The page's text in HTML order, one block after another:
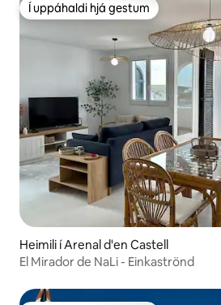
Í uppáhaldi hjá gestum
Í uppáhaldi hjá gestum
Heimili í Arenal d'en Castell
El Mirador de NaLi - Einkaströnd